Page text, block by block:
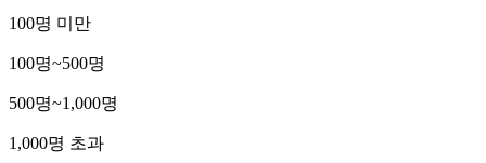
100명 미만
100명~500명
500명~1,000명
1,000명 초과